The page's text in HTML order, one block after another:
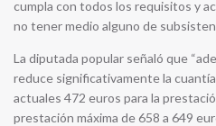
cumpla con todos los requisitos y
no tener medio alguno de
La diputada popular señaló que
reduce significativamente la
actuales 472 euros para la
prestación máxima de 658 a 649